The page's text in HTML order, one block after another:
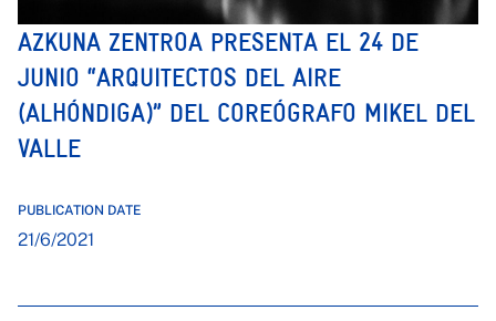
AZKUNA ZENTROA PRESENTA EL 24 DE
JUNIO “ARQUITECTOS DEL AIRE
(ALHÓNDIGA)” DEL COREÓGRAFO MIKEL DEL
VALLE
PUBLICATION DATE
21/6/2021